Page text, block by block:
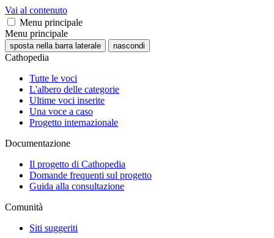
Vai al contenuto
Menu principale
Menu principale
sposta nella barra laterale nascondi
Cathopedia
Tutte le voci
L'albero delle categorie
Ultime voci inserite
Una voce a caso
Progetto internazionale
Documentazione
Il progetto di Cathopedia
Domande frequenti sul progetto
Guida alla consultazione
Comunità
Siti suggeriti